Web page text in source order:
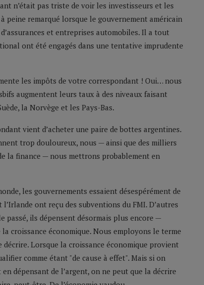
n’était pas triste de voir les investisseurs et les
peine remarqué lorsque le gouvernement américain
et entreprises automobiles. Il a tout
ont été engagés dans une tentative imprudente
les impôts de votre correspondant ! Oui… nous
augmentent leurs taux à des niveaux faisant
la Norvège et les Pays-Bas.
vient d’acheter une paire de bottes argentines.
trop douloureux, nous — ainsi que des milliers
la finance — nous mettrons probablement en
les gouvernements essaient désespérément de
ont reçu des subventions du FMI. D’autres
passé, ils dépensent désormais plus encore —
croissance économique. Nous employons le terme
décrire. Lorsque la croissance économique provient
comme étant "de cause à effet". Mais si on
dépensant de l’argent, on ne peut que la décrire